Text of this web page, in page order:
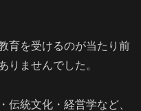
育を受けるのが当たり前
りませんでした。
伝統文化・経営学など、